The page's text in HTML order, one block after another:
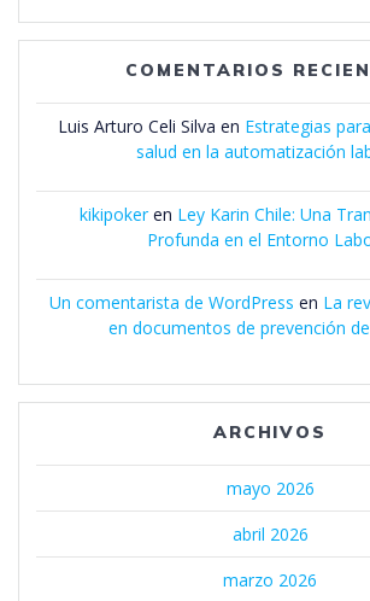
COMENTARIOS
Luis Arturo Celi Silva en Estrategias
salud en la automatización
kikipokeren Ley Karin Chile: Una
Profunda en el Entorno
Un comentarista de WordPress en La
en documentos de prevención
ARCHIVOS
mayo 2026
abril 2026
marzo 2026